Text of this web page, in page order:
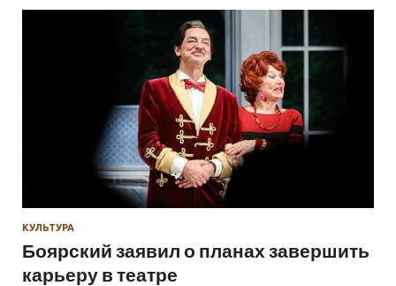
КУЛЬТУРА
Боярский заявил о планах завершить
карьеру в театре